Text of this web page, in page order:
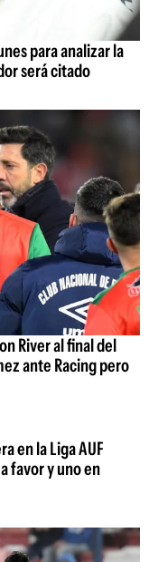
para analizar la
será citado
River al final del
ante Racing pero
en la Liga AUF
favor y uno en